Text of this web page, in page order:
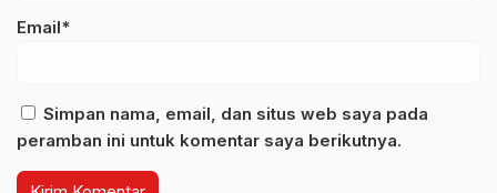
Email*
Simpan nama, email, dan situs web saya pada
peramban ini untuk komentar saya berikutnya.